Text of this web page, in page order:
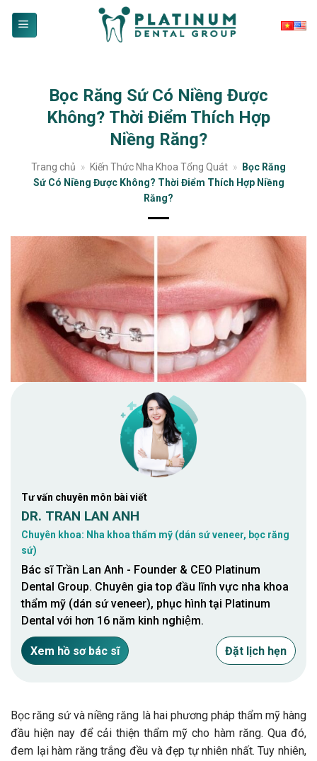
Bọc Răng Sứ Có Niềng Được
Không? Thời Điểm Thích Hợp
Niềng Răng?
Trang chủ » Kiến Thức Nha Khoa Tổng Quát »
Bọc Răng
Sứ Có Niềng Được Không? Thời Điểm Thích Hợp Niềng
Răng?
Tư vấn chuyên môn bài viết
DR. TRAN LAN ANH
Chuyên khoa: Nha khoa thẩm mỹ (dán sứ veneer, bọc răng
sứ)
Bác sĩ Trần Lan Anh - Founder & CEO Platinum
Dental Group. Chuyên gia top đầu lĩnh vực nha khoa
thẩm mỹ (dán sứ veneer), phục hình tại Platinum
Dental với hơn 16 năm kinh nghiệm.
Xem hồ sơ bác sĩ Đặt lịch hẹn
Bọc răng sứ và niềng răng là hai phương pháp thẩm mỹ hàng
đầu hiện nay để cải thiện thẩm mỹ cho hàm răng. Qua đó,
đem lại hàm răng trắng đều và đẹp tự nhiên nhất. Tuy nhiên,